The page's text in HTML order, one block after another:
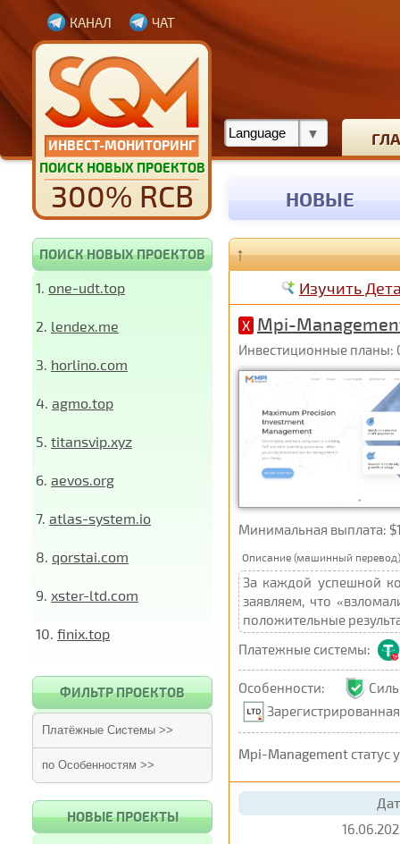
ИНВЕСТ-МОНИТОРИНГ
ПОИСК НОВЫХ ПРОЕКТОВ
300% RCB
КАНАЛ ЧАТ
НОВЫЕ
ПОИСК НОВЫХ ПРОЕКТОВ
1. one-udt.top
2. lendex.me
3. horlino.com
4. agmo.top
5. titansvip.xyz
6. aevos.org
7. atlas-system.io
8. qorstai.com
9. xster-ltd.com
10. finix.top
ФИЛЬТР ПРОЕКТОВ
Платёжные Системы >>
по Особенностям >>
НОВЫЕ ПРОЕКТЫ
↑
Изучить
X Mpi-
Инвестиционные планы:
Минимальная выплата:
Описание (машинный
За каждой успешной
заявляем, что
положительные
Платежные системы:
Особенности:
Mpi-Management статус